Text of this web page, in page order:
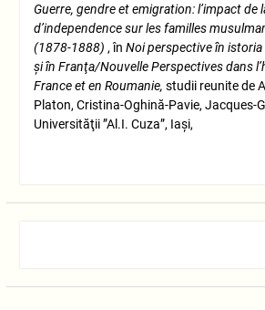
Guerre, gendre et emigration: l’impact de
d’independence sur les familles
(1878-1888) , în Noi perspective în istoria
şi în Franţa/Nouvelle Perspectives dans
France et en Roumanie, studii reunite de
Platon, Cristina-Oghină-Pavie, Jacques-
Universităţii ”Al.I. Cuza”, Iaşi,